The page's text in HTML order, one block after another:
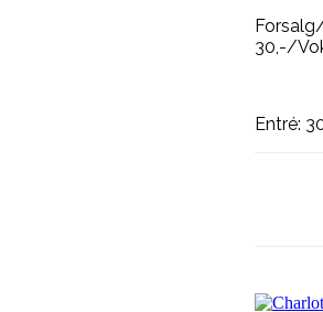
30,-/
Entré: